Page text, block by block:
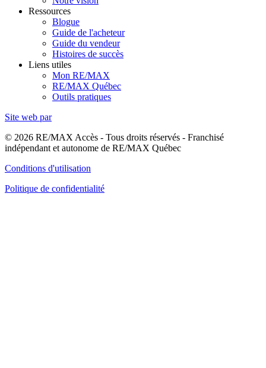
Ressources
Blogue
Guide de l'acheteur
Guide du vendeur
Histoires de succès
Liens utiles
Mon RE/MAX
RE/MAX Québec
Outils pratiques
Site web par
© 2026 RE/MAX Accès - Tous droits réservés - Franchisé
indépendant et autonome de RE/MAX Québec
Conditions d'utilisation
Politique de confidentialité